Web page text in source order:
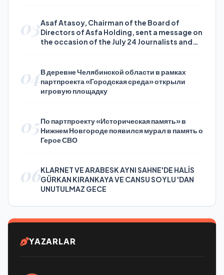
03Asaf Atasoy, Chairman of the Board of
Directors of Asfa Holding, sent a message on
the occasion of the July 24 Journalists and
04В деревне Челябинской области в рамках
партпроекта «Городская среда» открыли
игровую площадку
05По партпроекту «Историческая память» в
Нижнем Новгороде появился мурал в память о
Герое СВО
06KLARNET VE ARABESK AYNI SAHNE'DE HALİS
GÜRKAN KIRANKAYA VE CANSU SOYLU 'DAN
UNUTULMAZ GECE
YAZARLAR